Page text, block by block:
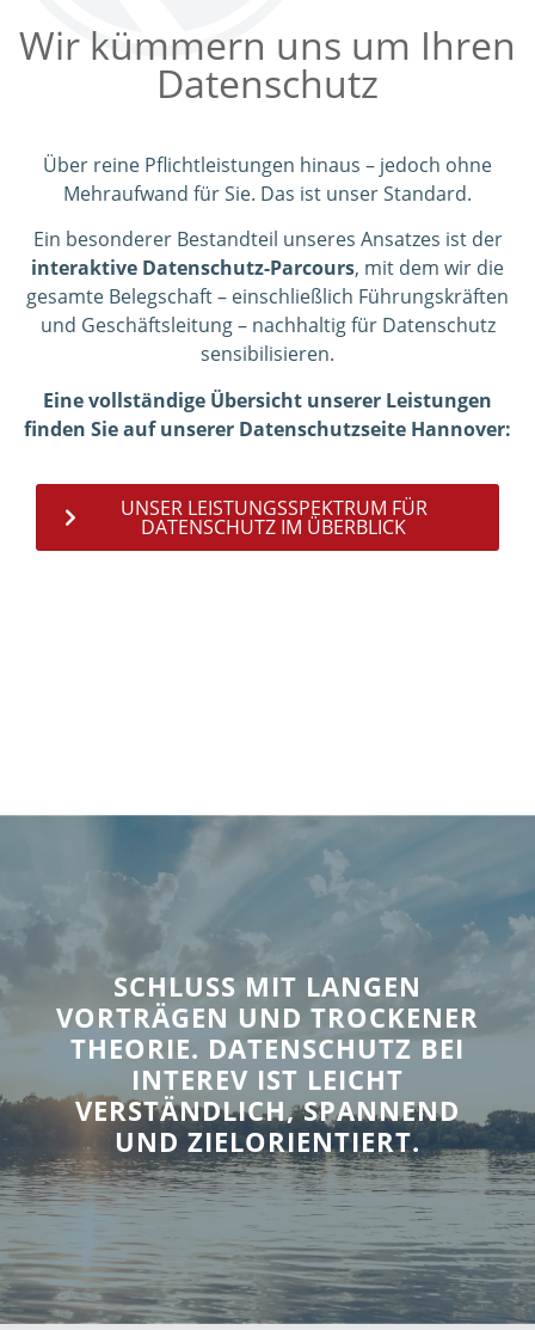
Wir kümmern uns um Ihren
Datenschutz
Über reine Pflichtleistungen hinaus – jedoch ohne
Mehraufwand für Sie. Das ist unser Standard.
Ein besonderer Bestandteil unseres Ansatzes ist der
interaktive Datenschutz-Parcours, mit dem wir die
gesamte Belegschaft – einschließlich Führungskräften
und Geschäftsleitung – nachhaltig für Datenschutz
sensibilisieren.
Eine vollständige Übersicht unserer Leistungen
finden Sie auf unserer Datenschutzseite Hannover:
UNSER LEISTUNGSSPEKTRUM FÜR
DATENSCHUTZ IM ÜBERBLICK
SCHLUSS MIT LANGEN
VORTRÄGEN UND TROCKENER
THEORIE. DATENSCHUTZ BEI
INTEREV IST LEICHT
VERSTÄNDLICH, SPANNEND
UND ZIELORIENTIERT.